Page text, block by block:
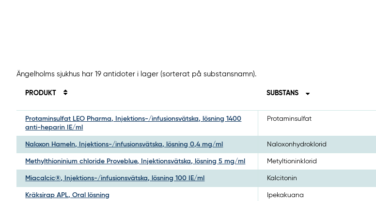
Ängelholms sjukhus har 19 antidoter i lager (sorterat på substansnamn).
PRODUKT SUBSTANS
Protaminsulfat LEO Pharma, Injektions-/infusionsvätska, lösning 1400
anti-heparin IE/ml
Protaminsulfat
Naloxon Hameln, Injektions-/infusionsvätska, lösning 0,4 mg/ml Naloxonhydroklorid
Methylthioninium chloride Proveblue, Injektionsvätska, lösning 5 mg/ml Metyltioninklorid
Miacalcic®, Injektions-/infusionsvätska, lösning 100 IE/ml Kalcitonin
Kräksirap APL, Oral lösning Ipekakuana